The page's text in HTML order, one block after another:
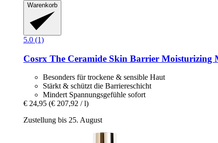
Warenkorb
5.0 (1)
Cosrx The Ceramide Skin Barrier Moisturizing
Besonders für trockene & sensible Haut
Stärkt & schützt die Barriereschicht
Mindert Spannungsgefühle sofort
€ 24,95 (€ 207,92 / l)
Zustellung bis 25. August